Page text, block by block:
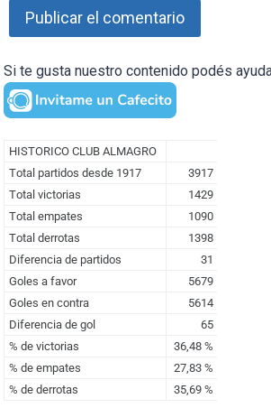
Si te gusta nuestro contenido podés